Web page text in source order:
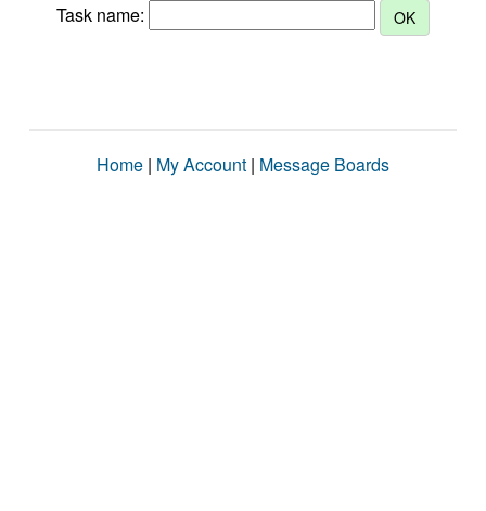
Task name:
Home | My Account | Message Boards